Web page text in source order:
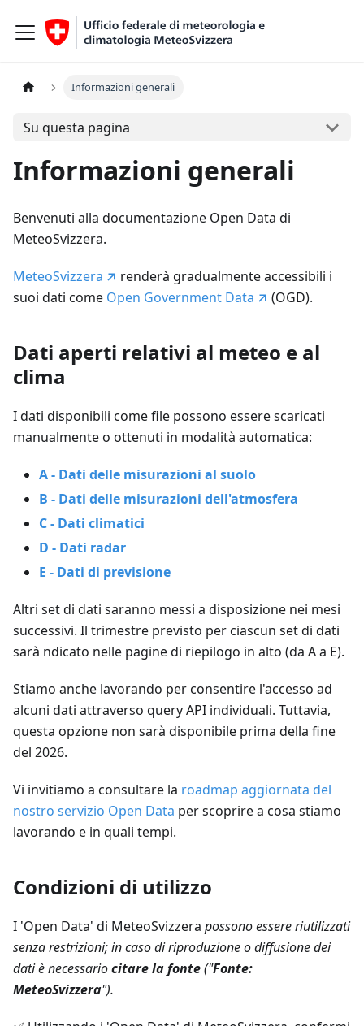
Informazioni generali
Su questa pagina
Informazioni generali
Benvenuti alla documentazione Open Data di
MeteoSvizzera.
MeteoSvizzera
renderà gradualmente accessibili i
suoi dati come Open Government Data (OGD).
Dati aperti relativi al meteo e al
clima
I dati disponibili come file possono essere scaricati
manualmente o ottenuti in modalità automatica:
A - Dati delle misurazioni al suolo
B - Dati delle misurazioni dell'atmosfera
C - Dati climatici
D - Dati radar
E - Dati di previsione
Altri set di dati saranno messi a disposizione nei mesi
successivi. Il trimestre previsto per ciascun set di dati
sarà ndicato nelle pagine di riepilogo in alto (da A a E).
Stiamo anche lavorando per consentire l'accesso ad
alcuni dati attraverso query API individuali. Tuttavia,
questa opzione non sarà disponibile prima della fine
del 2026.
Vi invitiamo a consultare la roadmap aggiornata del
nostro servizio Open Data per scoprire a cosa stiamo
lavorando e in quali tempi.
Condizioni di utilizzo
I 'Open Data' di MeteoSvizzera possono essere riutilizzati
senza restrizioni; in caso di riproduzione o diffusione dei
dati è necessariocitare la fonte("Fonte:
MeteoSvizzera").